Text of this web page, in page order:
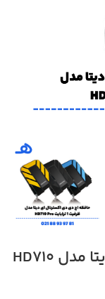
حافظه اچ دی دی اکسترنال ای دیتا مدل HD710